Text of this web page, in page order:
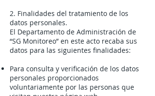
2. Finalidades del tratamiento de los
datos personales.
El Departamento de Administración de
“SG Monitoreo” en este acto recaba sus
datos para las siguientes finalidades:
Para consulta y verificación de los datos
personales proporcionados
voluntariamente por las personas que